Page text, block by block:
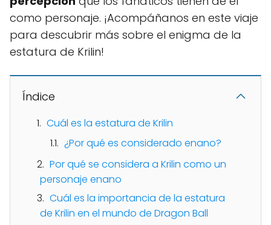
como personaje. ¡Acompáñanos en este viaje
para descubrir más sobre el enigma de la
estatura de Krilin!
Índice
Cuál es la estatura de Krilin
¿Por qué es considerado enano?
Por qué se considera a Krilin como un
personaje enano
Cuál es la importancia de la estatura
de Krilin en el mundo de Dragon Ball